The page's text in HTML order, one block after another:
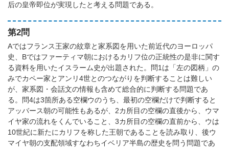
后の皇帝即位が実現したと考える問題である。
第2問
Aではフランス王家の紋章と家系図を用いた前近代のヨーロッパ
史、Bではファーティマ朝におけるカリフ位の正統性の是非に関す
る資料を用いたイスラーム史が出題された。問1は「左の図柄」の
みでカペー家とアンリ4世とのつながりを判断することは難しい
が、家系図・会話文の情報も含めて総合的に判断する問題であ
る。問4は3箇所ある空欄ウのうち、最初の空欄だけで判断すると
アッバース朝の可能性もあるが、2カ所目の空欄の直後から、ウマ
イヤ家の流れをくんでいること、3カ所目の空欄の直前から、ウは
10世紀に新たにカリフを称した王朝であることを読み取り、後ウ
マイヤ朝の支配領域すなわちイベリア半島の歴史を問う問題であ